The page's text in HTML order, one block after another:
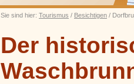
Sie sind hier: Tourismus / Besichtigen /
Der